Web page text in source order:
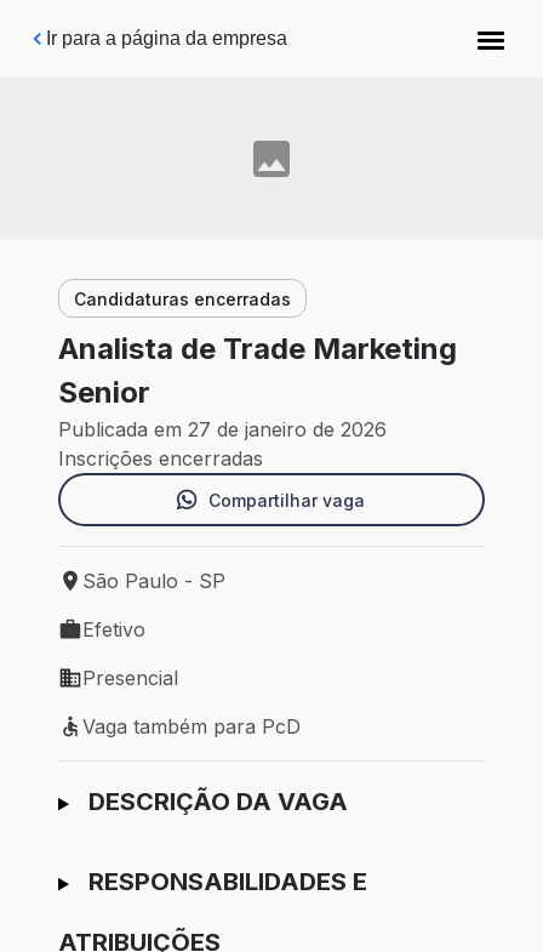
Pular para o conteúdo principal
Ir para a página da empresa
Candidaturas encerradas
Analista de Trade Marketing
Senior
Publicada em 27 de janeiro de 2026
Inscrições encerradas
Compartilhar vaga
Local de trabalho: São Paulo - SP
São Paulo - SP
Tipo de vaga: Efetivo
Efetivo
Modelo de trabalho: Presencial
Presencial
Vaga também para PcD
Vaga também para PcD
Ir para candidatura
DESCRIÇÃO DA VAGA
RESPONSABILIDADES E
ATRIBUIÇÕES